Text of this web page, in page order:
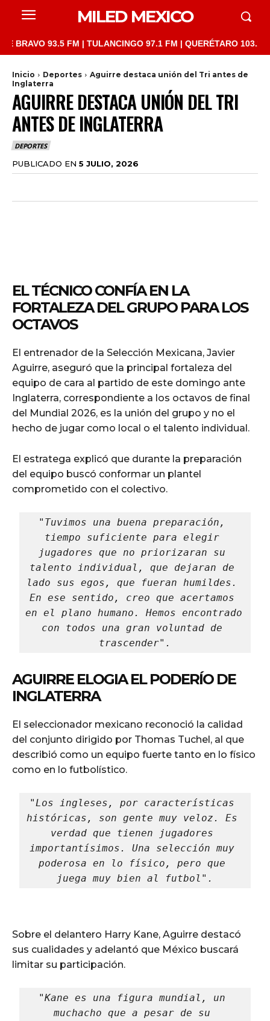
MILED MEXICO
93.5 FM | TULANCINGO 97.1 FM | QUERÉTARO 103.1 FM |
Inicio Deportes
Aguirre destaca unión del Tri antes de
Inglaterra
AGUIRRE DESTACA UNIÓN DEL TRI
ANTES DE INGLATERRA
DEPORTES
PUBLICADO EN 5 JULIO, 2026
EL TÉCNICO CONFÍA EN LA
FORTALEZA DEL GRUPO PARA LOS
OCTAVOS
El entrenador de la Selección Mexicana, Javier
Aguirre, aseguró que la principal fortaleza del
equipo de cara al partido de este domingo ante
Inglaterra, correspondiente a los octavos de final
del Mundial 2026, es la unión del grupo y no el
hecho de jugar como local o el talento individual.
El estratega explicó que durante la preparación
del equipo buscó conformar un plantel
comprometido con el colectivo.
"Tuvimos una buena preparación,
tiempo suficiente para elegir
jugadores que no priorizaran su
talento individual, que dejaran de
lado sus egos, que fueran humildes.
En ese sentido, creo que acertamos
en el plano humano. Hemos encontrado
con todos una gran voluntad de
trascender".
AGUIRRE ELOGIA EL PODERÍO DE
INGLATERRA
El seleccionador mexicano reconoció la calidad
del conjunto dirigido por Thomas Tuchel, al que
describió como un equipo fuerte tanto en lo físico
como en lo futbolístico.
"Los ingleses, por características
históricas, son gente muy veloz. Es
verdad que tienen jugadores
importantísimos. Una selección muy
poderosa en lo físico, pero que
juega muy bien al futbol".
Sobre el delantero Harry Kane, Aguirre destacó
sus cualidades y adelantó que México buscará
limitar su participación.
"Kane es una figura mundial, un
muchacho que a pesar de su